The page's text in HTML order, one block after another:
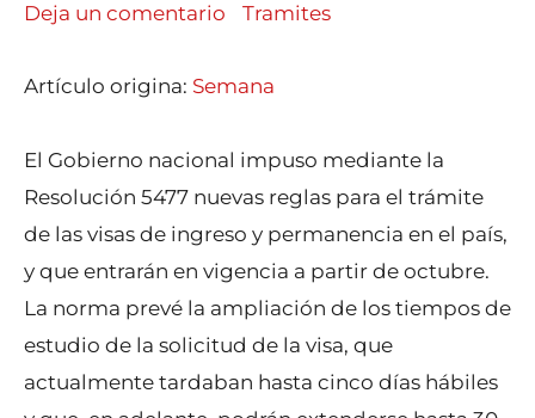
Deja un comentario Tramites
Artículo origina: Semana
El Gobierno nacional impuso mediante la
Resolución 5477 nuevas reglas para el trámite
de las visas de ingreso y permanencia en el país,
y que entrarán en vigencia a partir de octubre.
La norma prevé la ampliación de los tiempos de
estudio de la solicitud de la visa, que
actualmente tardaban hasta cinco días hábiles